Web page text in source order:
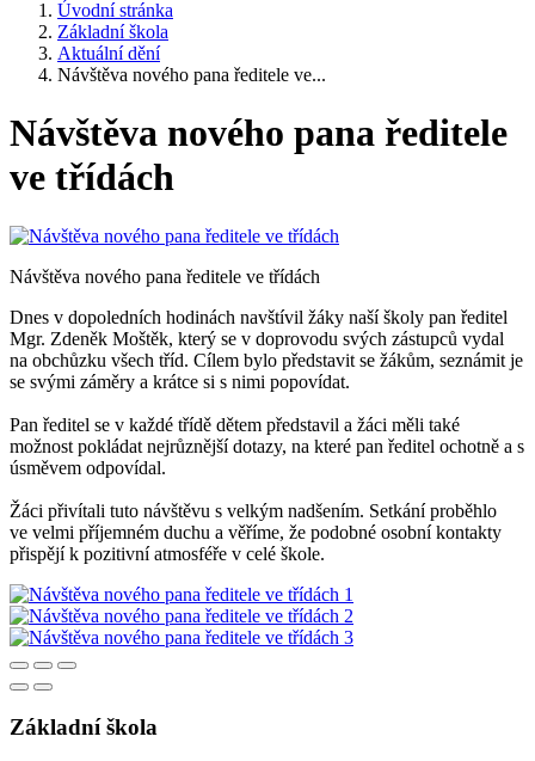
Úvodní stránka
Základní škola
Aktuální dění
Návštěva nového pana ředitele ve...
Návštěva nového pana ředitele
ve třídách
Návštěva nového pana ředitele ve třídách
Dnes v dopoledních hodinách navštívil žáky naší školy pan ředitel
Mgr. Zdeněk Moštěk, který se v doprovodu svých zástupců vydal
na obchůzku všech tříd. Cílem bylo představit se žákům, seznámit je
se svými záměry a krátce si s nimi popovídat.
Pan ředitel se v každé třídě dětem představil a žáci měli také
možnost pokládat nejrůznější dotazy, na které pan ředitel ochotně a s
úsměvem odpovídal.
Žáci přivítali tuto návštěvu s velkým nadšením. Setkání proběhlo
ve velmi příjemném duchu a věříme, že podobné osobní kontakty
přispějí k pozitivní atmosféře v celé škole.
Základní škola